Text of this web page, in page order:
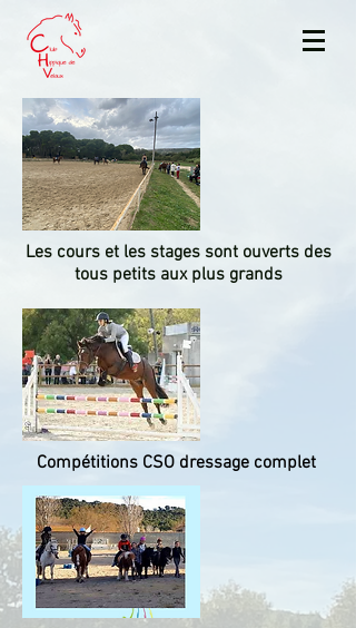
Les cours et les stages sont ouverts des
tous petits aux plus grands
Compétitions CSO dressage complet